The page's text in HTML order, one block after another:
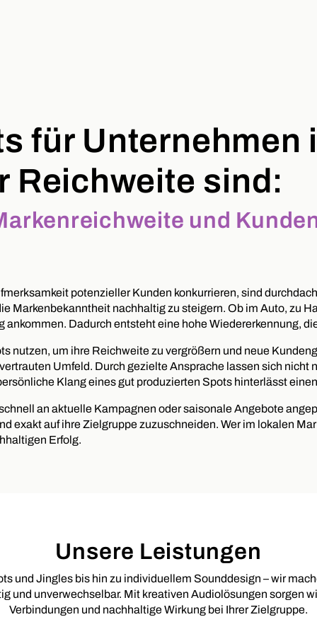
für Unternehmen
Reichweite sind:
und
potenzieller Kunden konkurrieren, sind
Markenbekanntheit nachhaltig zu steigern. Ob im Auto, zu
Dadurch entsteht eine hohe Wiedererkennung,
nutzen, um ihre Reichweite zu vergrößern und neue
Umfeld. Durch gezielte Ansprache lassen sich
Klang eines gut produzierten Spots hinterlässt
an aktuelle Kampagnen oder saisonale Angebote
exakt auf ihre Zielgruppe zuzuschneiden. Wer im lokalen
Erfolg.
Unsere Leistungen
und Jingles bis hin zu individuellem Sounddesign – wir
und unverwechselbar. Mit kreativen Audiolösungen sorgen
Verbindungen und nachhaltige Wirkung bei Ihrer Zielgruppe.